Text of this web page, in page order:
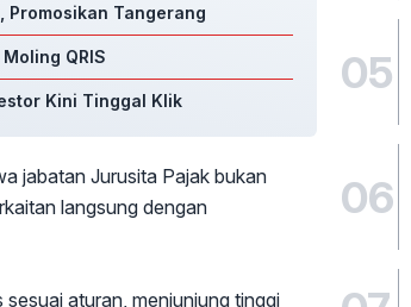
Promosikan Tangerang
QRIS
Kini Tinggal Klik
jabatan Jurusita Pajak bukan
langsung dengan
aturan, menjunjung tinggi
05
06